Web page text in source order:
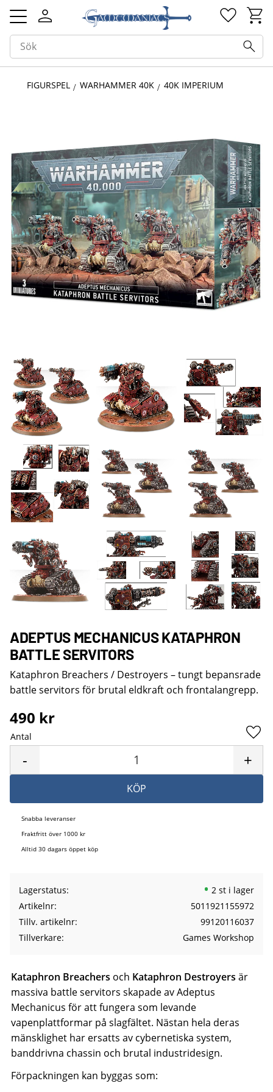
Meny
FIGURSPEL WARHAMMER 40K 40K IMPERIUM
ADEPTUS MECHANICUS KATAPHRON
BATTLE SERVITORS
Kataphron Breachers / Destroyers – tungt bepansrade
battle servitors för brutal eldkraft och frontalangrepp.
490 kr
Antal
+
-
KÖP
Snabba leveranser
Fraktfritt över 1000 kr
Alltid 30 dagars öppet köp
Lagerstatus
2 st i lager
Artikelnr
5011921155972
Tillv. artikelnr
99120116037
Tillverkare
Games Workshop
Kataphron Breachers och Kataphron Destroyers är
massiva battle servitors skapade av Adeptus
Mechanicus för att fungera som levande
vapenplattformar på slagfältet. Nästan hela deras
mänsklighet har ersatts av cybernetiska system,
banddrivna chassin och brutal industridesign.
Förpackningen kan byggas som: